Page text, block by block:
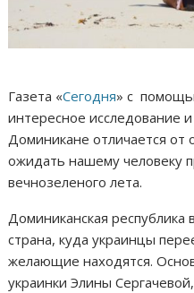
Газета «Сегодня» с
интересное исследование
Доминикане отличается от
ожидать нашему человеку
вечнозеленого лета.
Доминиканская
страна, куда украинцы
желающие находятся.
украинки Элины